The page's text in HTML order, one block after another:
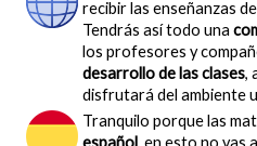
recibir las enseñanzas
Tendrás así todo una
los profesores y
desarrollo de las clases,
disfrutará del ambiente
Tranquilo porque las
español, en esto no vas